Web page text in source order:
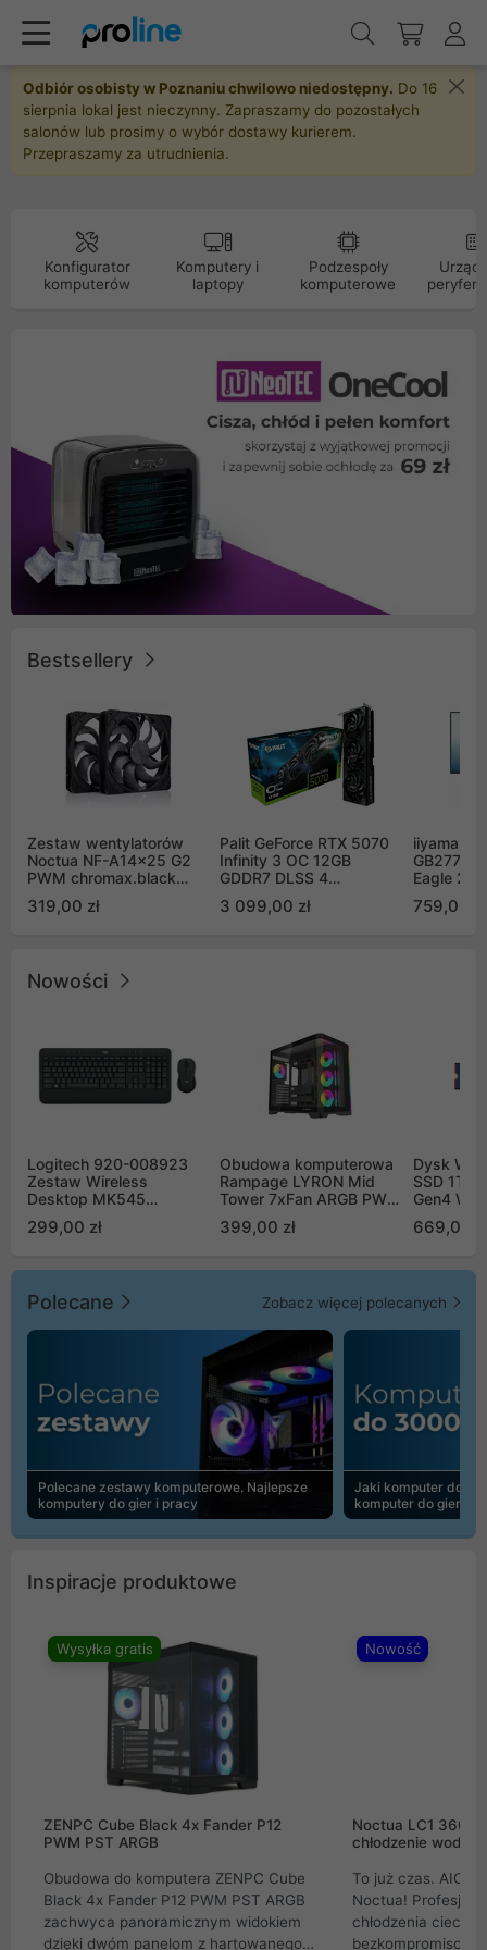
Odbiór osobisty w Poznaniu chwilowo niedostępny. Do 16
sierpnia lokal jest nieczynny. Zapraszamy do pozostałych
salonów lub prosimy o wybór dostawy kurierem.
Przepraszamy za utrudnienia.
Konfigurator
komputerów
Komputery i
laptopy
Podzespoły
komputerowe
Bestsellery
Zestaw wentylatorów
Noctua NF-A14x25 G2
PWM chromax.black
Push Pull (2szt)
319,00 zł
Palit GeForce RTX 5070
Infinity 3 OC 12GB
GDDR7 DLSS 4
GB2050S)
3 099,00 zł
iiyama G-
Eagle 27"
759,00 zł
Nowości
Logitech 920-008923
Zestaw Wireless
Desktop MK545
299,00 zł
Obudowa komputerowa
Rampage LYRON Mid
Tower 7xFan ARGB PWM
399,00 zł
Dysk WD
SSD 1TB
Gen4
669,00
Polecane Zobacz więcej polecanych
Polecane zestawy komputerowe. Najlepsze
komputery do gier i pracy
Jaki komputer do
komputer do gier |
Inspiracje produktowe
Wysyłka gratis
ZENPC Cube Black 4x Fander P12
PWM PST ARGB
Obudowa do komputera ZENPC Cube
Black 4x Fander P12 PWM PST ARGB
zachwyca panoramicznym widokiem
dzięki dwóm panelom z hartowanego
Nowość
Noctua LC1
chłodzenie wodne
To już czas. AIO
Noctua!
chłodzenia cieczą